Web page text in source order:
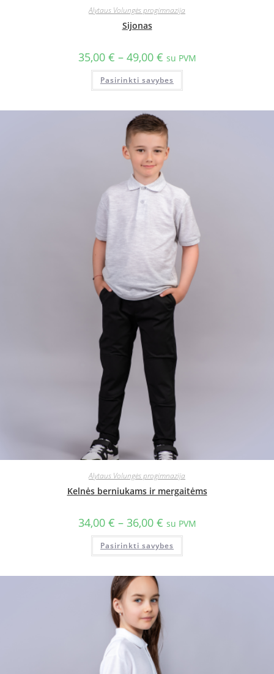
Alytaus Volungės progimnazija
Sijonas
35,00 € – 49,00 € su PVM
Pasirinkti savybes
Alytaus Volungės progimnazija
Kelnės berniukams ir mergaitėms
34,00 € – 36,00 € su PVM
Pasirinkti savybes